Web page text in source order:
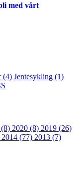
med vårt
(4) Jentesykling (1)
2020 (8) 2019 (26)
2014 (77) 2013 (7)